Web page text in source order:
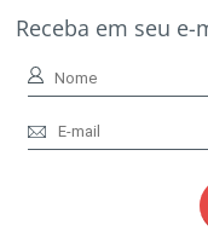
Receba em seu